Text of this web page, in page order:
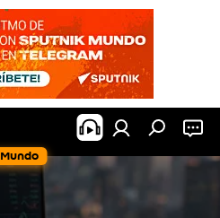
Mundo